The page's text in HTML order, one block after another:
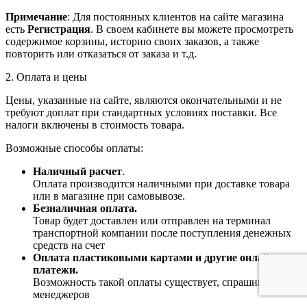
Примечание: Для постоянных клиентов на сайте магазина
есть Регистрация. В своем кабинете вы можете просмотреть
содержимое корзины, историю своих заказов, а также
повторить или отказаться от заказа и т.д.
2. Оплата и цены
Цены, указанные на сайте, являются окончательными и не
требуют доплат при стандартных условиях поставки. Все
налоги включены в стоимость товара.
Возможные способы оплаты:
Наличный расчет.
Оплата производится наличными при доставке товара
или в магазине при самовывозе.
Безналичная оплата.
Товар будет доставлен или отправлен на терминал
транспортной компании после поступления денежных
средств на счет
Оплата пластиковыми картами и другие онлайн-
платежи.
Возможность такой оплаты существует, спрашивайте у
менеджеров